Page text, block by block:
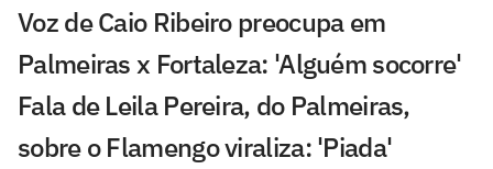
Voz de Caio Ribeiro preocupa em
Palmeiras x Fortaleza: 'Alguém socorre'
Fala de Leila Pereira, do Palmeiras,
sobre o Flamengo viraliza: 'Piada'